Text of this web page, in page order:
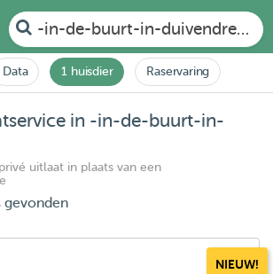
-in-de-buurt-in-duivendrecht
Data 1 huisdier Raservaring
in -in-de-buurt-in-
uitlaat in plaats van een
gevonden
NIEUW!